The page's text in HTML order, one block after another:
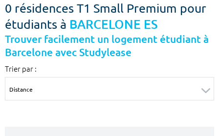
Ville, école
Budget min
€
Budget max
€
Surface min Surface max
0 résidences T1 Small Premium pour
étudiants à BARCELONE ES
Trouver facilement un logement étudiant à
Barcelone avec Studylease
Trier par :